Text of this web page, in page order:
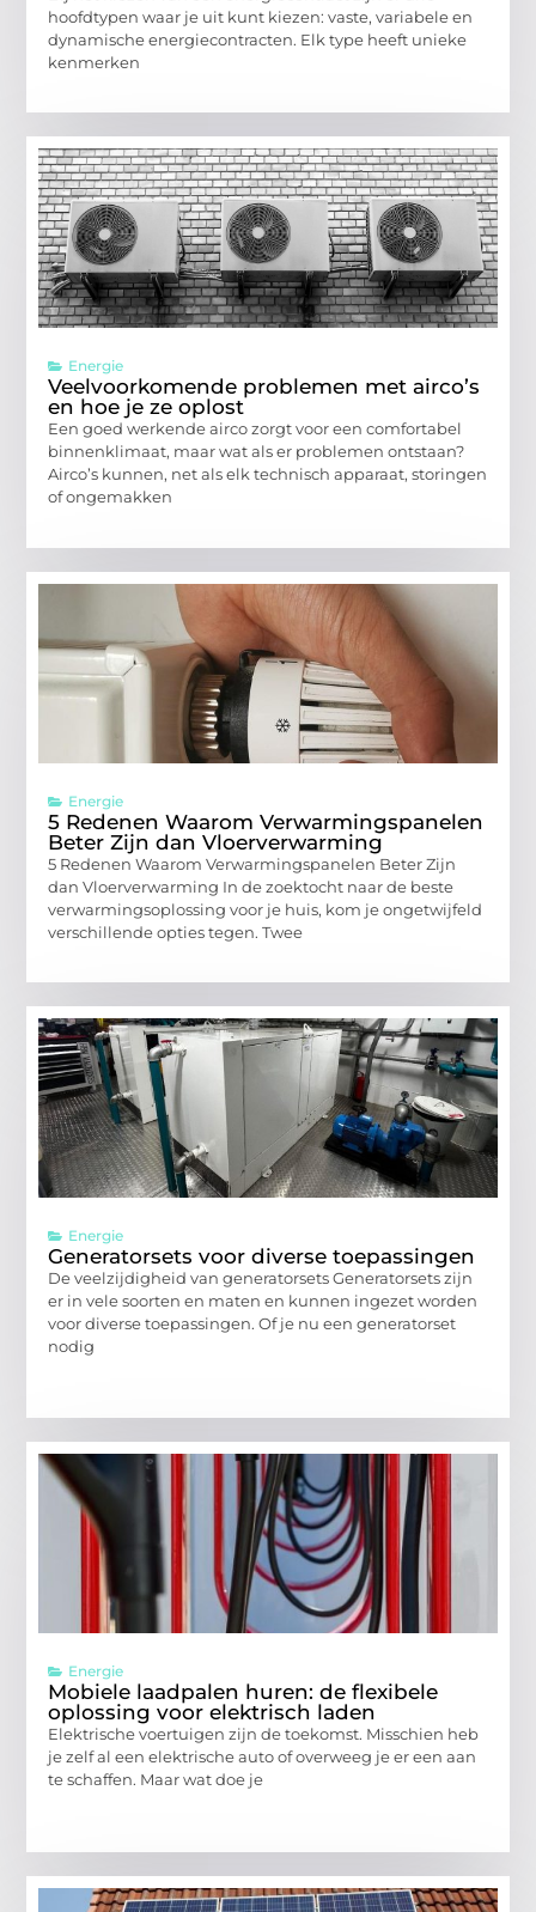
hoofdtypen waar je uit kunt kiezen: vaste, variabele en
dynamische energiecontracten. Elk type heeft unieke
kenmerken
Energie
Veelvoorkomende problemen met airco’s
en hoe je ze oplost
Een goed werkende airco zorgt voor een comfortabel
binnenklimaat, maar wat als er problemen ontstaan?
Airco’s kunnen, net als elk technisch apparaat, storingen
of ongemakken
Energie
5 Redenen Waarom Verwarmingspanelen
Beter Zijn dan Vloerverwarming
5 Redenen Waarom Verwarmingspanelen Beter Zijn
dan Vloerverwarming In de zoektocht naar de beste
verwarmingsoplossing voor je huis, kom je ongetwijfeld
verschillende opties tegen. Twee
Energie
Generatorsets voor diverse toepassingen
De veelzijdigheid van generatorsets Generatorsets zijn
er in vele soorten en maten en kunnen ingezet worden
voor diverse toepassingen. Of je nu een generatorset
nodig
Energie
Mobiele laadpalen huren: de flexibele
oplossing voor elektrisch laden
Elektrische voertuigen zijn de toekomst. Misschien heb
je zelf al een elektrische auto of overweeg je er een aan
te schaffen. Maar wat doe je